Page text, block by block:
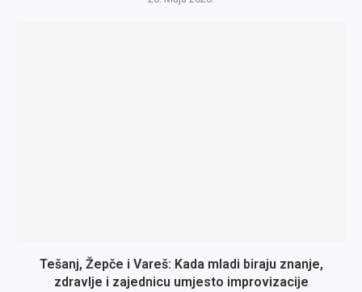
Tešanj, Žepče i Vareš: Kada mladi biraju znanje,
zdravlje i zajednicu umjesto improvizacije